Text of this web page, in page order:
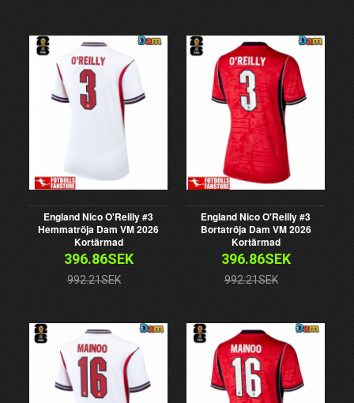
England Nico O'Reilly #3
Hemmatröja Dam VM 2026
Kortärmad
396.86SEK
992.21SEK
England Nico O'Reilly #3
Bortatröja Dam VM 2026
Kortärmad
396.86SEK
992.21SEK